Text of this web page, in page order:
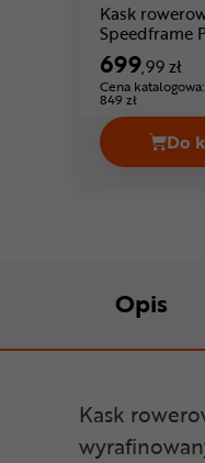
Kask
Speedframe
MIPS
699,99 zł
Cena katalogowa:
849 zł
Do
Opis
Kask